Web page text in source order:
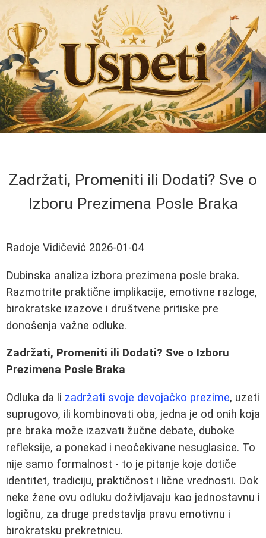
Zadržati, Promeniti ili Dodati? Sve o
Izboru Prezimena Posle Braka
Radoje Vidičević 2026-01-04
Dubinska analiza izbora prezimena posle braka.
Razmotrite praktične implikacije, emotivne razloge,
birokratske izazove i društvene pritiske pre
donošenja važne odluke.
Zadržati, Promeniti ili Dodati? Sve o Izboru
Prezimena Posle Braka
Odluka da li zadržati svoje devojačko prezime, uzeti
suprugovo, ili kombinovati oba, jedna je od onih koja
pre braka može izazvati žučne debate, duboke
refleksije, a ponekad i neočekivane nesuglasice. To
nije samo formalnost - to je pitanje koje dotiče
identitet, tradiciju, praktičnost i lične vrednosti. Dok
neke žene ovu odluku doživljavaju kao jednostavnu i
logičnu, za druge predstavlja pravu emotivnu i
birokratsku prekretnicu.